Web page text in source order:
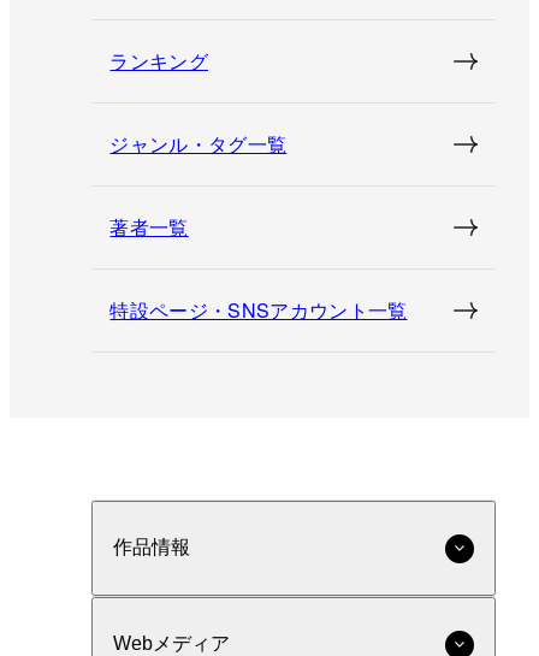
ランキング
ジャンル・タグ一覧
著者一覧
特設ページ・SNSアカウント一覧
作品情報
Webメディア